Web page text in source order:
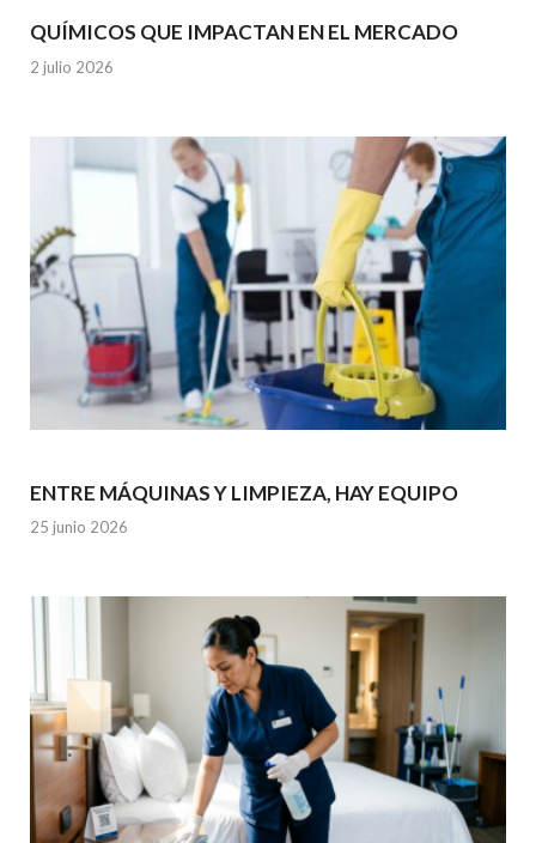
QUÍMICOS QUE IMPACTAN EN EL MERCADO
2 julio 2026
ENTRE MÁQUINAS Y LIMPIEZA, HAY EQUIPO
25 junio 2026